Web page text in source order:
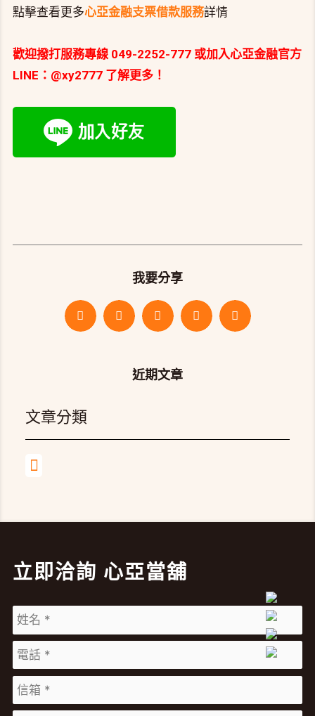
點擊查看更多心亞金融支票借款服務詳情
歡迎撥打服務專線 049-2252-777 或加入心亞金融官方
LINE：@xy2777 了解更多！
我要分享
近期文章
文章分類
立即洽詢 心亞當舖